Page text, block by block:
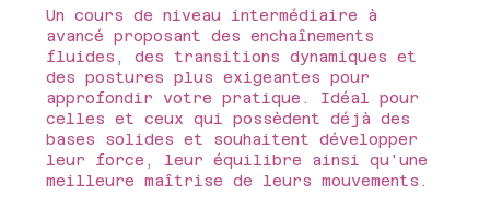
Un cours de niveau intermédiaire à
avancé proposant des enchaînements
fluides, des transitions dynamiques et
des postures plus exigeantes pour
approfondir votre pratique. Idéal pour
celles et ceux qui possèdent déjà des
bases solides et souhaitent développer
leur force, leur équilibre ainsi qu'une